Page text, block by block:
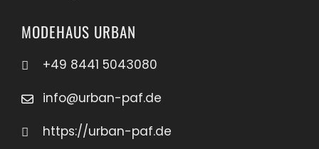
MODEHAUS URBAN
+49 8441 5043080
info@urban-paf.de
https://urban-paf.de